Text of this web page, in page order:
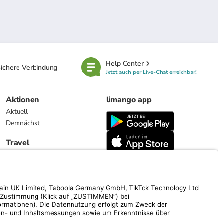
Verbindung Help Center
Jetzt auch per Live-Chat erreichbar!
Aktionen
Aktuell
Demnächst
Travel
limango app